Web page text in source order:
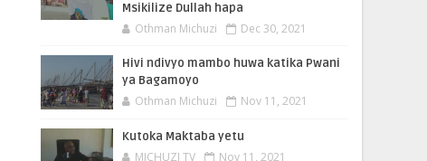
Msikilize Dullah hapa
Othman Michuzi Dec 30, 2021
Hivi ndivyo mambo huwa katika Pwani
ya Bagamoyo
Othman Michuzi Nov 11, 2021
Kutoka Maktaba yetu
MICHUZI TV Nov 11, 2021